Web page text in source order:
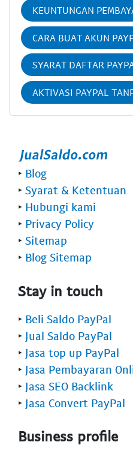
KEUNTUNGAN
CARA BUAT AKUN
SYARAT DAFTAR
AKTIVASI PAYPAL
‣ Blog
‣ Syarat & Ketentuan
‣ Hubungi kami
‣ Privacy Policy
‣ Sitemap
‣ Blog Sitemap
Stay in touch
‣ Beli Saldo PayPal
‣ Jual Saldo PayPal
‣ Jasa top up PayPal
‣ Jasa Pembayaran
‣ Jasa SEO Backlink
‣ Jasa Convert PayPal
Business profile